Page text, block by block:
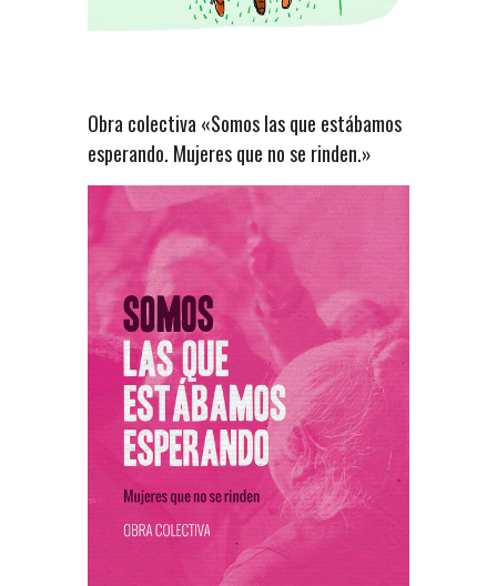
Obra colectiva «Somos las que estábamos
esperando. Mujeres que no se rinden.»